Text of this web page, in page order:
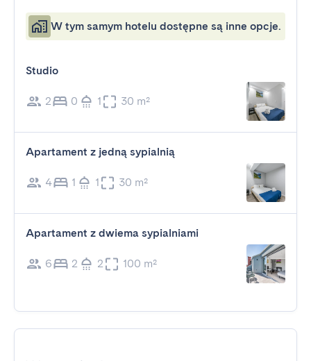
W tym samym hotelu dostępne są inne opcje.
Studio
2 0 1 30 m²
Apartament z jedną sypialnią
4 1 1 30 m²
Apartament z dwiema sypialniami
6 2 2 100 m²